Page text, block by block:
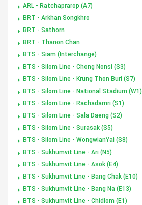
ARL - Ratchaprarop (A7)
BRT - Arkhan Songkhro
BRT - Sathorn
BRT - Thanon Chan
BTS - Siam (Interchange)
BTS - Silom Line - Chong Nonsi (S3)
BTS - Silom Line - Krung Thon Buri (S7)
BTS - Silom Line - National Stadium (W1)
BTS - Silom Line - Rachadamri (S1)
BTS - Silom Line - Sala Daeng (S2)
BTS - Silom Line - Surasak (S5)
BTS - Silom Line - WongwianYai (S8)
BTS - Sukhumvit Line - Ari (N5)
BTS - Sukhumvit Line - Asok (E4)
BTS - Sukhumvit Line - Bang Chak (E10)
BTS - Sukhumvit Line - Bang Na (E13)
BTS - Sukhumvit Line - Chidlom (E1)